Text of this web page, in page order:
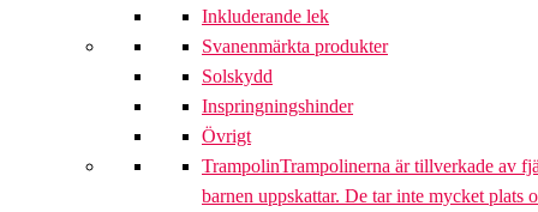
Inkluderande lek
Svanenmärkta produkter
Solskydd
Inspringningshinder
Övrigt
TrampolinTrampolinerna är tillverkade av
barnen uppskattar. De tar inte mycket plats